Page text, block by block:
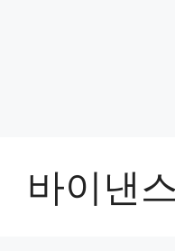
바이낸스